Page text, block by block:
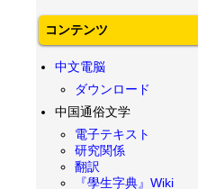
コンテンツ
中文電脳
ダウンロード
中国通俗文学
電子テキスト
研究関係
翻訳
『學生字典』Wiki